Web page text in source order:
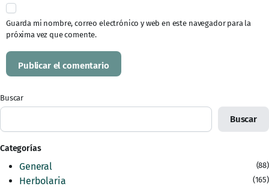
Guarda mi nombre, correo electrónico y web en este navegador para la
próxima vez que comente.
Buscar
Buscar
Categorías
General (88)
Herbolaria (165)